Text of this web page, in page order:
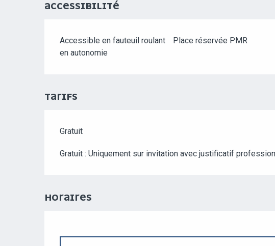
ACCESSIBILITÉ
Accessible en fauteuil roulant
en autonomie
Place réservée PMR
TARIFS
Gratuit
Gratuit : Uniquement sur invitation avec justificatif
HORAIRES